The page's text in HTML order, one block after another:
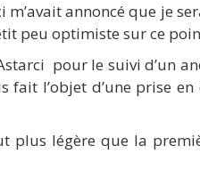
m’avait annoncé que
peu optimiste sur ce
pour le suivi d’un
l’objet d’une prise
plus légère que la